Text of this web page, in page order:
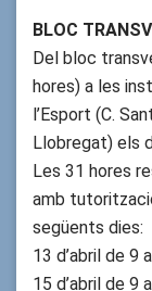
BLOC
Del bloc
hores) a les
l’Esport (C.
Llobregat) els
Les 31 hores
amb
següents dies:
13 d’abril de 9
15 d’abril de 9